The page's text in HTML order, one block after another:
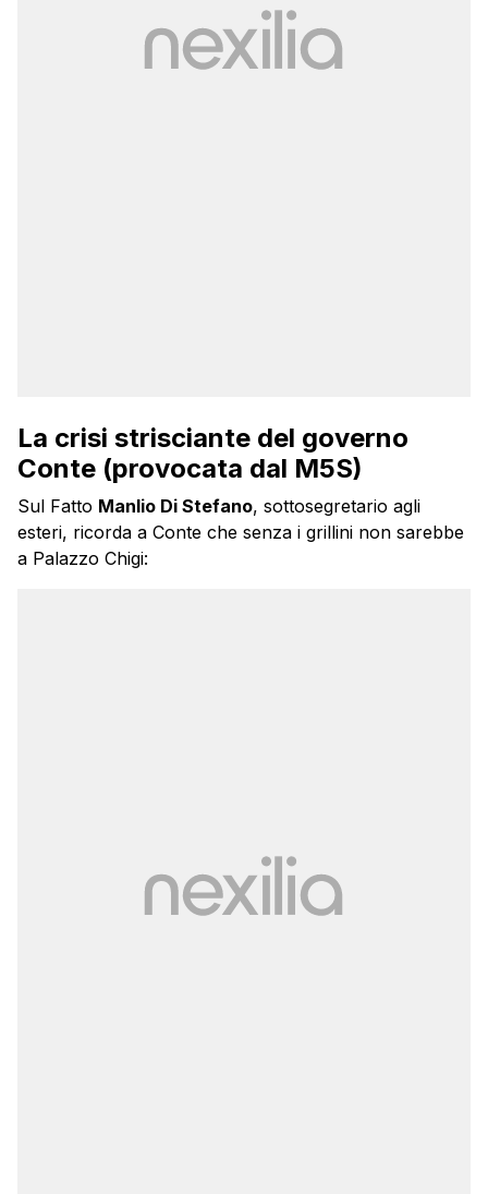
La crisi strisciante del governo
Conte (provocata dal M5S)
Sul Fatto Manlio Di Stefano, sottosegretario agli
esteri, ricorda a Conte che senza i grillini non sarebbe
a Palazzo Chigi: